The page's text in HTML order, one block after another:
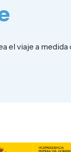
viaje a medida